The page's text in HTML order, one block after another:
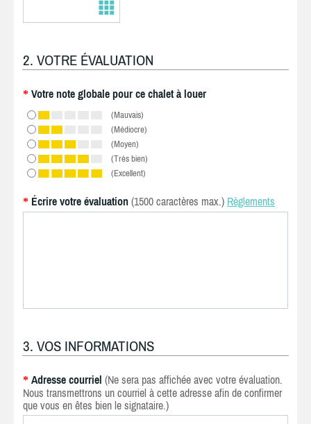
2. VOTRE ÉVALUATION
* Votre note globale pour ce chalet à louer
(Mauvais)
(Médiocre)
(Moyen)
(Très bien)
(Excellent)
* Écrire votre évaluation (1500 caractères max.) Règlements
3. VOS INFORMATIONS
* Adresse courriel (Ne sera pas affichée avec votre évaluation.
Nous transmettrons un courriel à cette adresse afin de confirmer
que vous en êtes bien le signataire.)